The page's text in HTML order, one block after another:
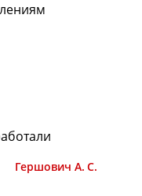
Гершович А. С.